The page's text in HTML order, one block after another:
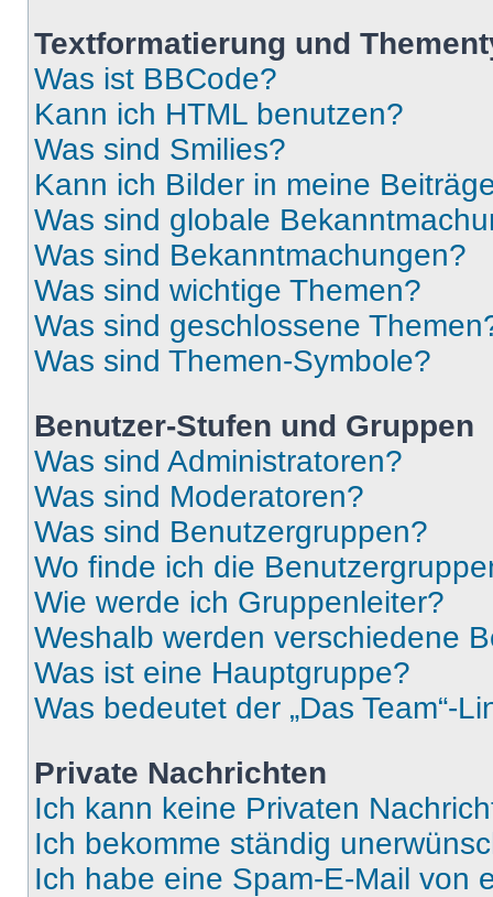
Textformatierung und
Was ist BBCode?
Kann ich HTML benutzen?
Was sind Smilies?
Kann ich Bilder in meine
Was sind globale
Was sind Bekanntmachungen?
Was sind wichtige Themen?
Was sind geschlossene
Was sind Themen-Symbole?
Benutzer-Stufen und Gruppen
Was sind Administratoren?
Was sind Moderatoren?
Was sind Benutzergruppen?
Wo finde ich die
Wie werde ich Gruppenleiter?
Weshalb werden verschiedene
Was ist eine Hauptgruppe?
Was bedeutet der „Das Team“-
Private Nachrichten
Ich kann keine Privaten
Ich bekomme ständig
Ich habe eine Spam-E-Mail von